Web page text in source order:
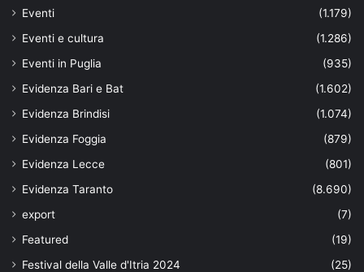
Eventi
(1.179)
Eventi e cultura
(1.286)
Eventi in Puglia
(935)
Evidenza Bari e Bat
(1.602)
Evidenza Brindisi
(1.074)
Evidenza Foggia
(879)
Evidenza Lecce
(801)
Evidenza Taranto
(8.690)
export
(7)
Featured
(19)
Festival della Valle d'Itria 2024
(25)